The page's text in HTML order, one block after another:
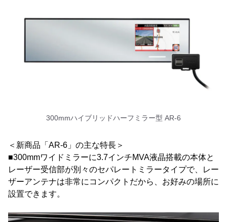
300mmハイブリッドハーフミラー型 AR-6
＜新商品「AR-6」の主な特長＞
■300mmワイドミラーに3.7インチMVA液晶搭載の本体と
レーザー受信部が別々のセパレートミラータイプで、レー
ザーアンテナは非常にコンパクトだから、お好みの場所に
設置できます。